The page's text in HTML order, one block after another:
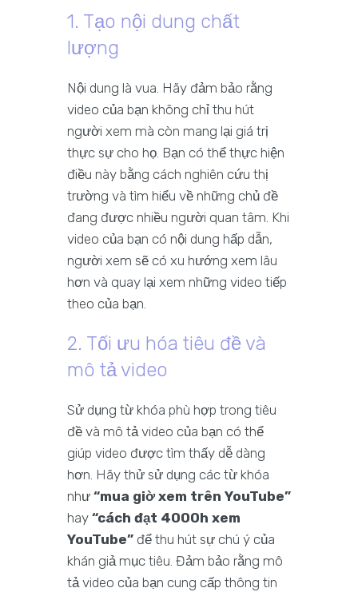
1. Tạo nội dung chất
lượng
Nội dung là vua. Hãy đảm bảo rằng
video của bạn không chỉ thu hút
người xem mà còn mang lại giá trị
thực sự cho họ. Bạn có thể thực hiện
điều này bằng cách nghiên cứu thị
trường và tìm hiểu về những chủ đề
đang được nhiều người quan tâm. Khi
video của bạn có nội dung hấp dẫn,
người xem sẽ có xu hướng xem lâu
hơn và quay lại xem những video tiếp
theo của bạn.
2. Tối ưu hóa tiêu đề và
mô tả video
Sử dụng từ khóa phù hợp trong tiêu
đề và mô tả video của bạn có thể
giúp video được tìm thấy dễ dàng
hơn. Hãy thử sử dụng các từ khóa
như “mua giờ xem trên YouTube”
hay “cách đạt 4000h xem
YouTube” để thu hút sự chú ý của
khán giả mục tiêu. Đảm bảo rằng mô
tả video của bạn cung cấp thông tin